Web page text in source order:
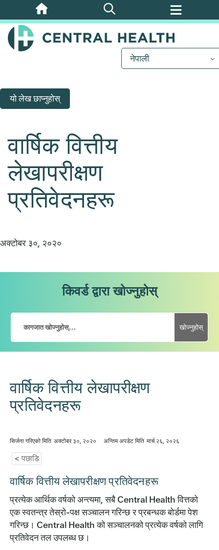
मुख्य
सामग्रीमा
जानुहोस्
नेपाली
यो लेख छाप्नुहोस्
वार्षिक वित्तीय
लेखापरीक्षण
प्रतिवेदनहरू
अक्टोबर ३०, २०२०
किवर्ड द्वारा खोज्नुहोस्
खोज्नुहोस्
वार्षिक वित्तीय लेखापरीक्षण
प्रतिवेदनहरू
सिर्जना गरिएको मिति अक्टोबर ३०, २०२० अन्तिम अपडेट मिति मार्च २६, २०२६
< पछाडि
वार्षिक वित्तीय लेखापरीक्षण प्रतिवेदनहरू
प्रत्येक आर्थिक वर्षको अन्त्यमा, सबै Central Health वित्तको
एक स्वतन्त्र तेस्रो-पक्ष सञ्चालन गरिन्छ र प्रबन्धक बोर्डमा पेश
गरिन्छ। Central Health को सञ्चालनको प्रत्येक वर्षको लागि
प्रतिवेदन तल उपलब्ध छ।